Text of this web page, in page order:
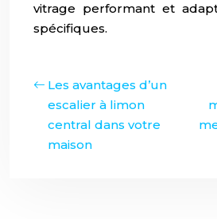
vitrage performant et
spécifiques.
Les avantages d’un
escalier à limon
central dans votre
maison